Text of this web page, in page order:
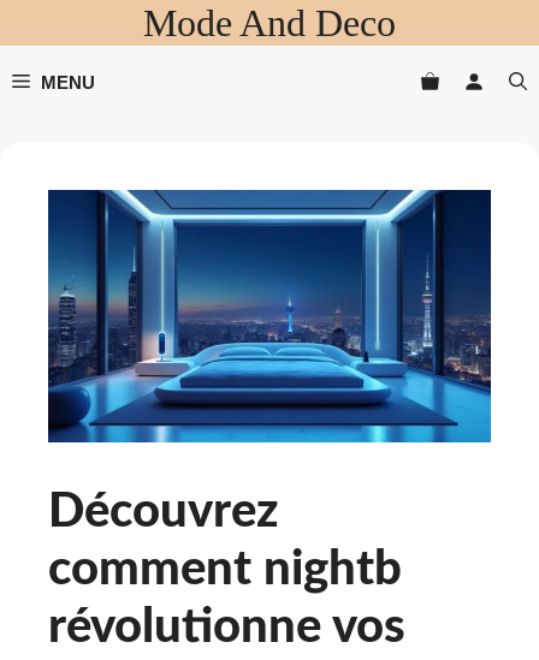
au
contenu
Mode And Deco
MENU
Découvrez
comment nightb
révolutionne vos